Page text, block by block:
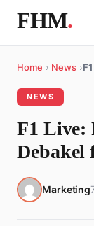
FHM.
Home › News ›
NEWS
F1 Live:
Debakel
Marketing